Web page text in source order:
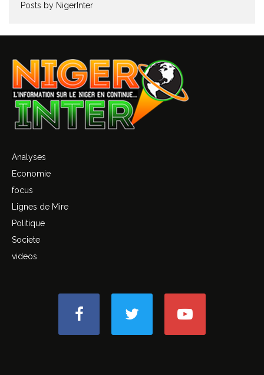
Posts by NigerInter
Analyses
Economie
focus
Lignes de Mire
Politique
Societe
videos